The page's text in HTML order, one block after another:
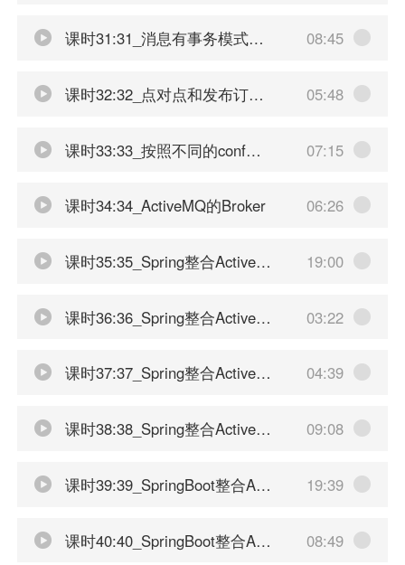
课时31:31_消息有事务模式下消费者签收介绍 08:45
课时32:32_点对点和发布订阅小总结 05:48
课时33:33_按照不同的conf配置文件来启动activemq 07:15
课时34:34_ActiveMQ的Broker 06:26
课时35:35_Spring整合ActiveMQ之队列生产者 19:00
课时36:36_Spring整合ActiveMQ之队列消费者 03:22
课时37:37_Spring整合ActiveMQ之主题生产消费 04:39
课时38:38_Spring整合ActiveMQ之监听器配置 09:08
课时39:39_SpringBoot整合ActiveMQ之队列生产者 19:39
课时40:40_SpringBoot整合ActiveMQ之队列生产者间隔定投 08:49